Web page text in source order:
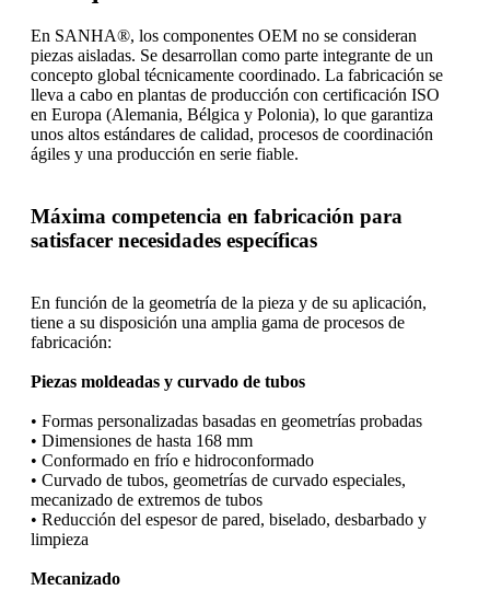
En SANHA®, los componentes OEM no se consideran
piezas aisladas. Se desarrollan como parte integrante de un
concepto global técnicamente coordinado. La fabricación se
lleva a cabo en plantas de producción con certificación ISO
en Europa (Alemania, Bélgica y Polonia), lo que garantiza
unos altos estándares de calidad, procesos de coordinación
ágiles y una producción en serie fiable.
Máxima competencia en fabricación para
satisfacer necesidades específicas
En función de la geometría de la pieza y de su aplicación,
tiene a su disposición una amplia gama de procesos de
fabricación:
Piezas moldeadas y curvado de tubos
• Formas personalizadas basadas en geometrías probadas
• Dimensiones de hasta 168 mm
• Conformado en frío e hidroconformado
• Curvado de tubos, geometrías de curvado especiales,
mecanizado de extremos de tubos
• Reducción del espesor de pared, biselado, desbarbado y
limpieza
Mecanizado